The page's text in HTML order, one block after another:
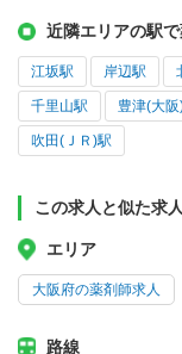
近隣エリアの駅
江坂駅 岸辺駅
千里山駅 豊津(大阪
吹田(ＪＲ)駅
この求人と似た求
エリア
大阪府の薬剤師求人
路線